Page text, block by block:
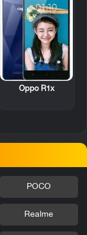
Oppo R1x
POCO
Realme